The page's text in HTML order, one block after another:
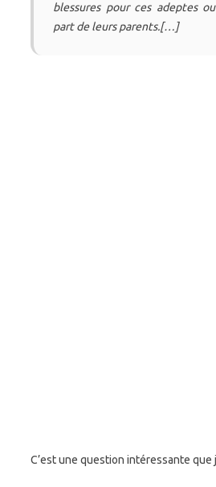
blessures pour ces adeptes
part de leurs parents.[…]
C’est une question intéressante que